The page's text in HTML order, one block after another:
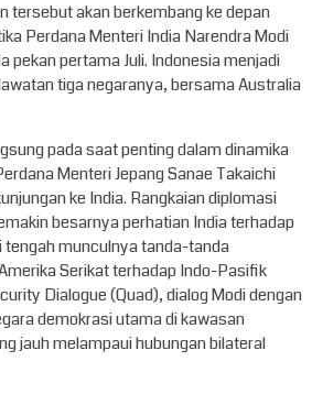
tersebut akan berkembang ke depan
Perdana Menteri India Narendra Modi
pekan pertama Juli. Indonesia menjadi
tiga negaranya, bersama Australia
pada saat penting dalam dinamika
Menteri Jepang Sanae Takaichi
ke India. Rangkaian diplomasi
besarnya perhatian India terhadap
munculnya tanda-tanda
Serikat terhadap Indo-Pasifik
Dialogue (Quad), dialog Modi dengan
demokrasi utama di kawasan
jauh melampaui hubungan bilateral